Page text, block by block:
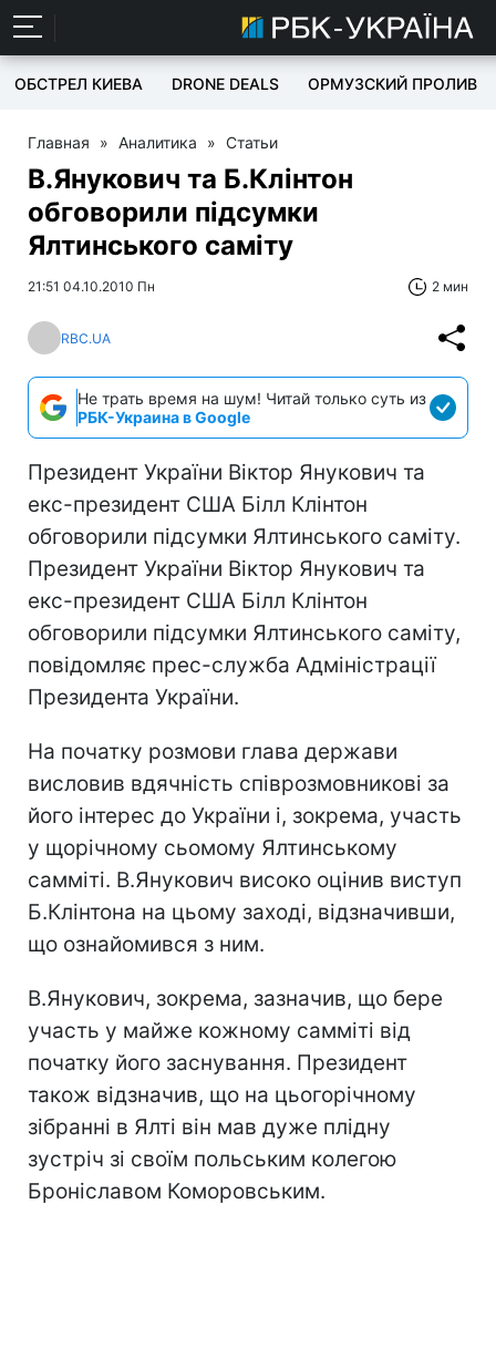
ОБСТРЕЛ КИЕВА DRONE DEALS ОРМУЗСКИЙ ПРОЛИВ
Главная » Аналитика » Статьи
В.Янукович та Б.Клінтон
обговорили підсумки
Ялтинського саміту
21:51 04.10.2010 Пн 2 мин
RBC.UA
Не трать время на шум! Читай только суть из
РБК-Украина в Google
Президент України Віктор Янукович та
екс-президент США Білл Клінтон
обговорили підсумки Ялтинського саміту.
Президент України Віктор Янукович та
екс-президент США Білл Клінтон
обговорили підсумки Ялтинського саміту,
повідомляє прес-служба Адміністрації
Президента України.
На початку розмови глава держави
висловив вдячність співрозмовникові за
його інтерес до України і, зокрема, участь
у щорічному сьомому Ялтинському
самміті. В.Янукович високо оцінив виступ
Б.Клінтона на цьому заході, відзначивши,
що ознайомився з ним.
В.Янукович, зокрема, зазначив, що бере
участь у майже кожному самміті від
початку його заснування. Президент
також відзначив, що на цьогорічному
зібранні в Ялті він мав дуже плідну
зустріч зі своїм польським колегою
Броніславом Коморовським.